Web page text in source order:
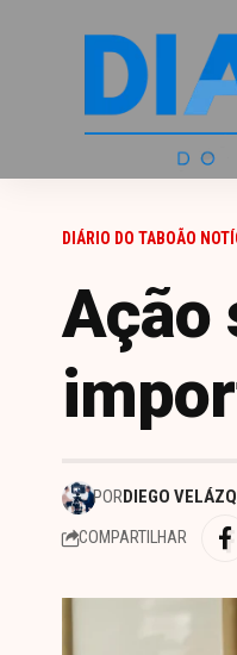
DIÁRIO DO TABOÃO
Ação
PORDIEGO
COMPARTILHAR